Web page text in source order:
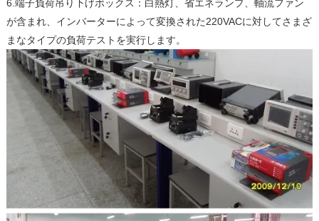
6.端子負荷吊り下げボックス：白熱灯、省エネランプ、軸流ファン
が含まれ、インバーターによって変換された220VACに対してさまざ
まなタイプの負荷テストを実行します。